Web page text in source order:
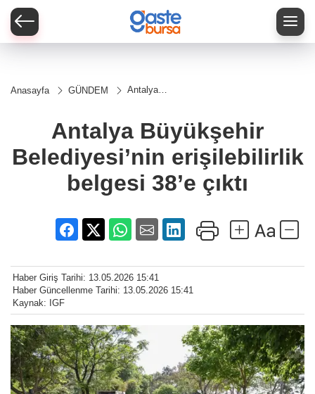
Anasayfa GÜNDEM
Antalya
erişilebilirlik
belgesi 38’e
Antalya Büyükşehir
Belediyesi’nin erişilebilirlik
belgesi 38’e çıktı
Haber Giriş Tarihi: 13.05.2026 15:41
Haber Güncellenme Tarihi: 13.05.2026 15:41
Kaynak: IGF